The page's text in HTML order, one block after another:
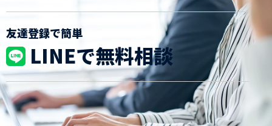
友達登録で簡単
LINEで無料相談